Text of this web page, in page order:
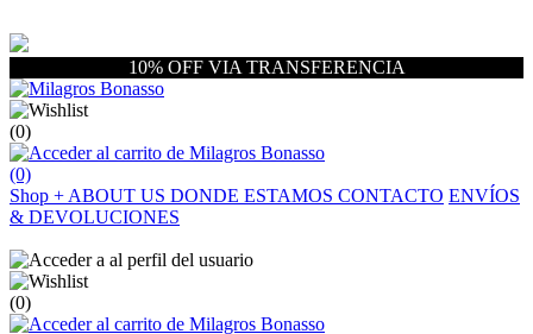
10% OFF VIA TRANSFERENCIA
(0)
(0)
Shop + ABOUT US DONDE ESTAMOS CONTACTO ENVÍOS
& DEVOLUCIONES
(0)